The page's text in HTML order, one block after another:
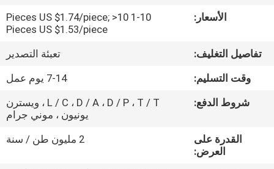
جولة
المعمل
ضبط
الأسعار:
1-10 Pieces US $1.74/piece; >10
Pieces US $1.53/piece
تفاصيل التغليف:
تعبئة التصدير
وقت التسليم:
7-14 يوم عمل
شروط الدفع:
L / C ، D / A ، D / P ، T / T ، ويسترن
يونيون ، موني جرام
القدرة على
العرض:
2 مليون طن / سنة